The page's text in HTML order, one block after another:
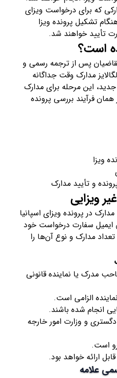
که برای درخواست ویزای
هنگام تشکیل پرونده ویزا
تأیید خواهند شد.
است؟
پس از ترجمه رسمی و
مدارک وقت جداگانه
این مرحله برای مدارک
فرآیند بررسی پرونده
ویزا
و تأیید مدارک
ویزایی
در پرونده ویزای اسپانیا
ایمیل سفارت درخواست خود
تعداد مدارک و نوع آن‌ها را
مدرک یا نماینده قانونی
الزامی است.
انجام شده باشند.
و وزارت امور خارجه
علامه